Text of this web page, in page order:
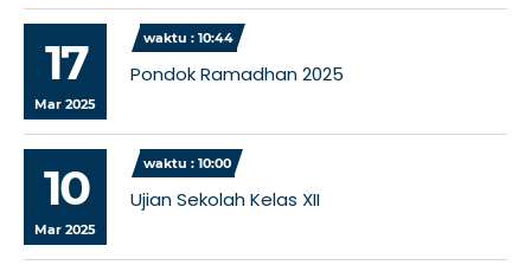
17
Mar 2025
waktu : 10:44
Pondok Ramadhan 2025
10
Mar 2025
waktu : 10:00
Ujian Sekolah Kelas XII